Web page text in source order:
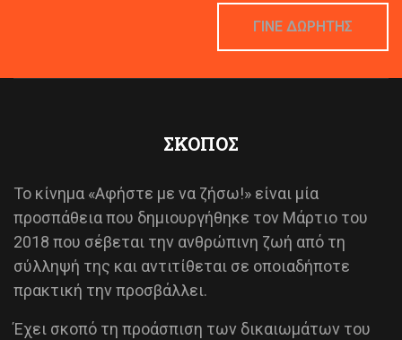
ΓΙΝΕ ΔΩΡΗΤΗΣ
ΣΚΟΠΟΣ
Το κίνημα «Αφήστε με να ζήσω!» είναι μία
προσπάθεια που δημιουργήθηκε τον Μάρτιο του
2018 που σέβεται την ανθρώπινη ζωή από τη
σύλληψή της και αντιτίθεται σε οποιαδήποτε
πρακτική την προσβάλλει.
Έχει σκοπό τη προάσπιση των δικαιωμάτων του